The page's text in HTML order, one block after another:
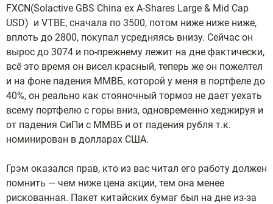
FXCN(Solactive GBS China ex A-Shares Large & Mid Cap
USD) и VTBE, сначала по 3500, потом ниже ниже ниже,
вплоть до 2800, покупал усредняясь внизу. Сейчас он
вырос до 3074 и по-прежнему лежит на дне фактически,
всё это время он висел красный, теперь же он пожелтел
и на фоне падения ММВБ, которой у меня в портфеле до
40%, он реально как стояночный тормоз не дает уехать
всему портфелю с горы вниз, одновременно хеджируя и
от падения СиПи с ММВБ и от падения рубля т.к.
номинирован в долларах США.
Грэм оказался прав, кто из вас читал его работу должен
помнить — чем ниже цена акции, тем она менее
рискованная. Пакет китайских бумаг был на дне из-за